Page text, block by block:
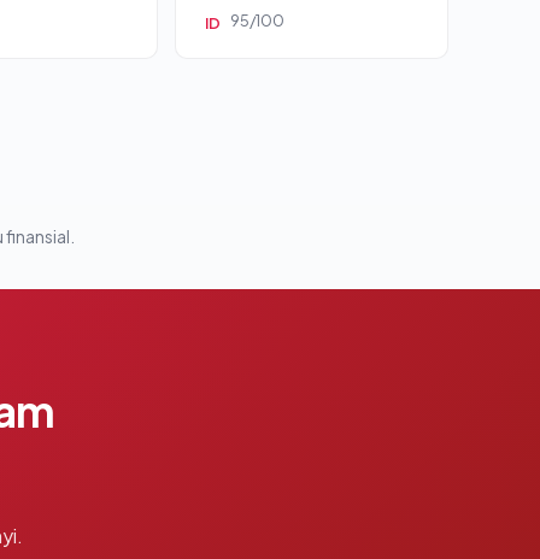
ID 95/100